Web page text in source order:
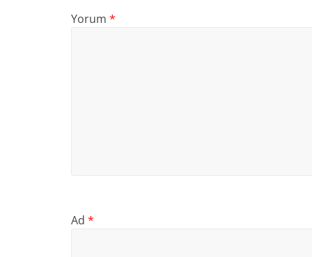
Yorum *
Ad *